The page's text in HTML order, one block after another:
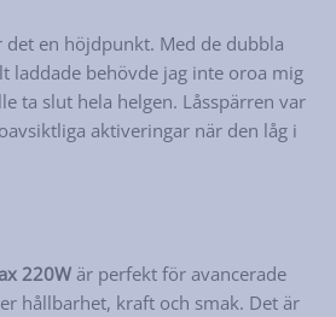
en höjdpunkt. Med de dubbla
laddade behövde jag inte oroa mig
ta slut hela helgen. Låsspärren var
aktiveringar när den låg i
220W är perfekt för avancerade
hållbarhet, kraft och smak. Det är